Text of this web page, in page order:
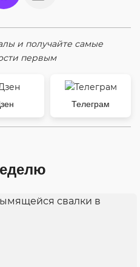
и получайте самые
первым
Телеграм